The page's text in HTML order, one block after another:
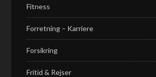
Fitness
Forretning – Karriere
Forsikring
Fritid & Rejser